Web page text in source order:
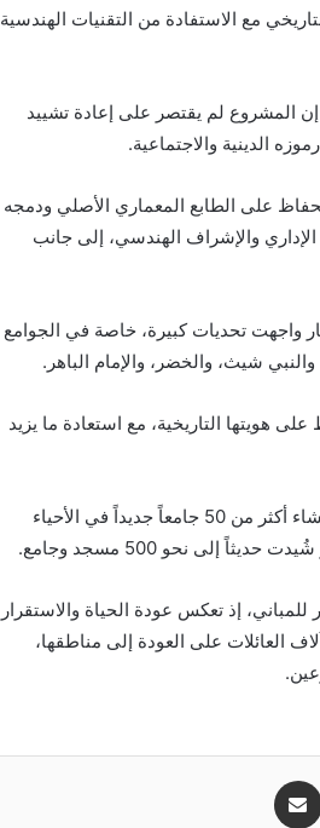
مع الاستفادة من التقنيات الهندسية
المشروع لم يقتصر على إعادة تشييد
الدينية والاجتماعية.
مع الحفاظ على الطابع المعماري الأصلي ودمجه
والإشراف الهندسي، إلى جانب
واجهت تحديات كبيرة، خاصة في الجوامع
شيث، والخضر، والإمام الباهر.
هويتها التاريخية، مع استعادة ما يزيد
ولم تقتصر أعمال التطوير على المساجد الأثرية، إذ شهدت الموصل أيضاً إنشاء أكثر من 50 جامعاً جديداً في الأحياء
إلى نحو 500 مسجد وجامع.
إذ تعكس عودة الحياة والاستقرار
العائلات على العودة إلى مناطقها،